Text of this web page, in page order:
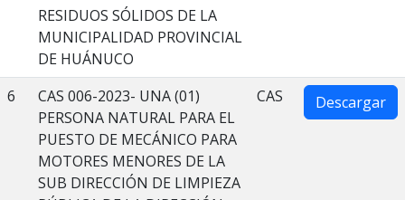
RESIDUOS SÓLIDOS DE LA
MUNICIPALIDAD PROVINCIAL
DE HUÁNUCO
6
CAS 006-2023- UNA (01)
PERSONA NATURAL PARA EL
PUESTO DE MECÁNICO PARA
MOTORES MENORES DE LA
SUB DIRECCIÓN DE LIMPIEZA
CAS Descargar